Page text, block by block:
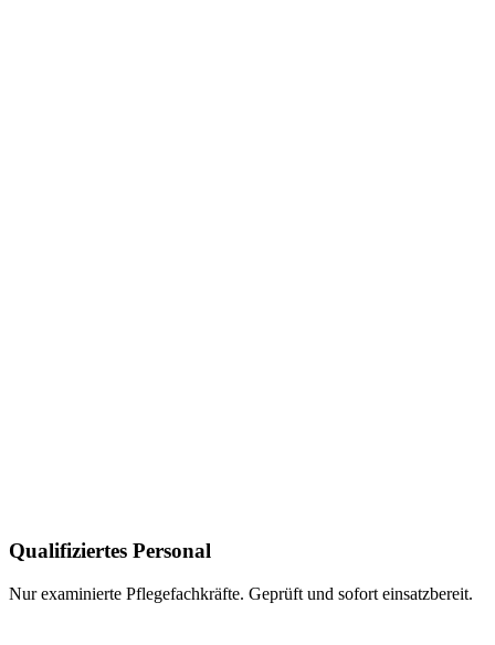
Qualifiziertes Personal
Nur examinierte Pflegefachkräfte. Geprüft und sofort einsatzbereit.